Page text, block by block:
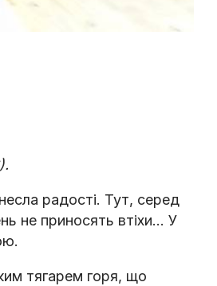
радості. Тут, серед
не приносять втіхи… У
тягарем горя, що